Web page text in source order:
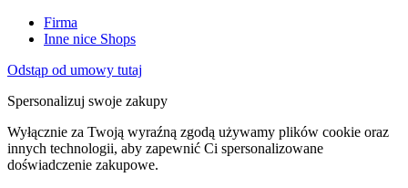
Firma
Inne nice Shops
Odstąp od umowy tutaj
Spersonalizuj swoje zakupy
Wyłącznie za Twoją wyraźną zgodą używamy plików cookie oraz
innych technologii, aby zapewnić Ci spersonalizowane
doświadczenie zakupowe.